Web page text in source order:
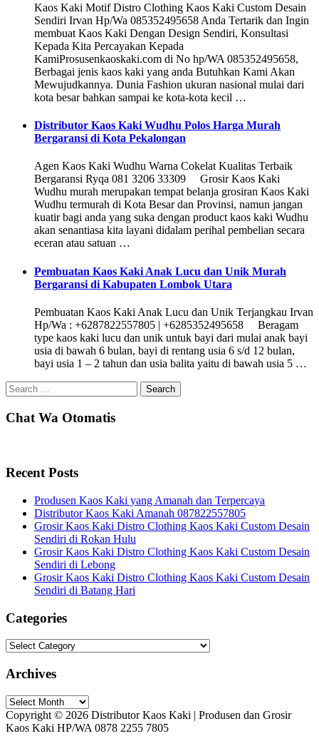
Kaos Kaki Motif Distro Clothing Kaos Kaki Custom Desain
Sendiri Irvan Hp/Wa 085352495658 Anda Tertarik dan Ingin
membuat Kaos Kaki Dengan Design Sendiri, Konsultasi
Kepada Kita Percayakan Kepada
KamiProsusenkaoskaki.com di No hp/WA 085352495658,
Berbagai jenis kaos kaki yang anda Butuhkan Kami Akan
Mewujudkannya. Dunia Fashion ukuran nasional mulai dari
kota besar bahkan sampai ke kota-kota kecil …
Distributor Kaos Kaki Wudhu Polos Harga Murah
Bergaransi di Kota Pekalongan
Agen Kaos Kaki Wudhu Warna Cokelat Kualitas Terbaik
Bergaransi Ryqa 081 3206 33309 Grosir Kaos Kaki
Wudhu murah merupakan tempat belanja grosiran Kaos Kaki
Wudhu termurah di Kota Besar dan Provinsi, namun jangan
kuatir bagi anda yang suka dengan product kaos kaki Wudhu
akan senantiasa kita layani didalam perihal pembelian secara
eceran atau satuan …
Pembuatan Kaos Kaki Anak Lucu dan Unik Murah
Bergaransi di Kabupaten Lombok Utara
Pembuatan Kaos Kaki Anak Lucu dan Unik Terjangkau Irvan
Hp/Wa : +6287822557805 | +6285352495658 Beragam
type kaos kaki lucu dan unik untuk bayi dari mulai anak bayi
usia di bawah 6 bulan, bayi di rentang usia 6 s/d 12 bulan,
bayi usia 1 – 2 tahun dan usia balita yaitu di bawah usia 5 …
Search
for:
Chat Wa Otomatis
Recent Posts
Produsen Kaos Kaki yang Amanah dan Terpercaya
Distributor Kaos Kaki Amanah 087822557805
Grosir Kaos Kaki Distro Clothing Kaos Kaki Custom Desain
Sendiri di Rokan Hulu
Grosir Kaos Kaki Distro Clothing Kaos Kaki Custom Desain
Sendiri di Lebong
Grosir Kaos Kaki Distro Clothing Kaos Kaki Custom Desain
Sendiri di Batang Hari
Categories
Categories
Archives
Archives
Copyright © 2026 Distributor Kaos Kaki | Produsen dan Grosir
Kaos Kaki HP/WA 0878 2255 7805